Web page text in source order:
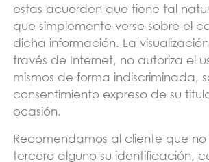
estas acuerden que tiene tal
que simplemente verse sobre el
dicha información. La
través de Internet, no autoriza el
mismos de forma indiscriminada,
consentimiento expreso de su
ocasión.
Recomendamos al cliente que
tercero alguno su identificación,